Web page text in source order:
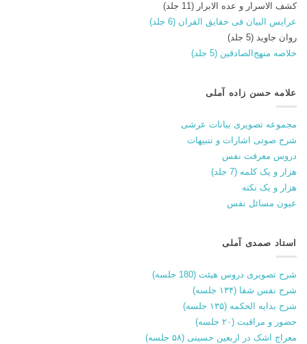
کشف الاسرار و عده الابرار (11 جلد)
عرایس البیان فی حقایق القران (6 جلد)
روان جاوید (5 جلد)
خلاصه منهج‌الصادقین (5 جلد)
علامه حسن زاده آملی
مجموعه تصویری بیانات عرشی
شرح صوتی اشارات و تنبیهات
دروس معرفت نفس
هزار و یک کلمه (7 جلد)
هزار و یک نکته
عیون مسائل نفس
استاد صمدی آملی
شرح تصویری دروس هیئت (180 جلسه)
شرح نفس شفا (۱۳۴ جلسه)
شرح بدایه الحکمه (۱۳۵ جلسه)
حضور و مراقبت (۲۰ جلسه)
معراج اشک در اربعین حسینی (۵۸ جلسه)